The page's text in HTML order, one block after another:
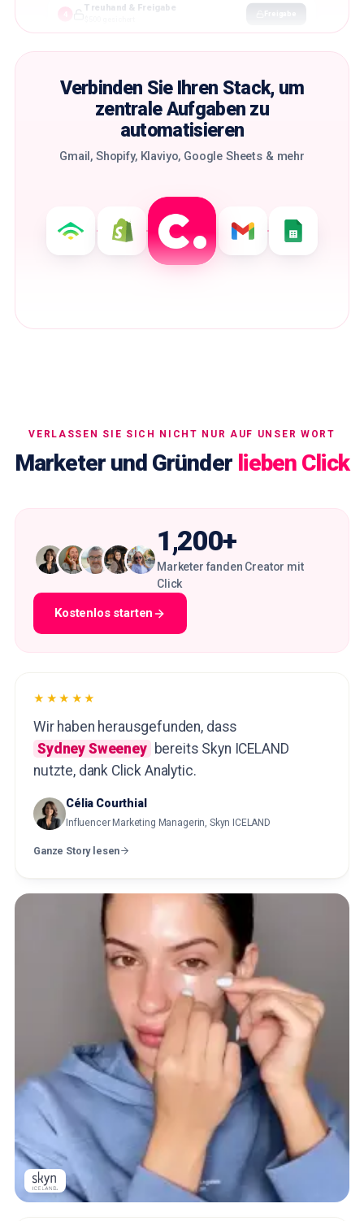
Treuhand & Freigabe
Verbinden Sie Ihren Stack, um
zentrale Aufgaben zu
automatisieren
Gmail, Shopify, Klaviyo, Google Sheets & mehr
VERLASSEN SIE SICH NICHT NUR AUF UNSER WORT
Marketer und Gründer lieben Click
1,200+
Marketer fanden Creator mit
Click
Kostenlos starten
★★★★★
Wir haben herausgefunden, dass
Sydney Sweeney bereits Skyn ICELAND
nutzte, dank Click Analytic.
Célia Courthial
Influencer Marketing Managerin, Skyn ICELAND
Ganze Story lesen